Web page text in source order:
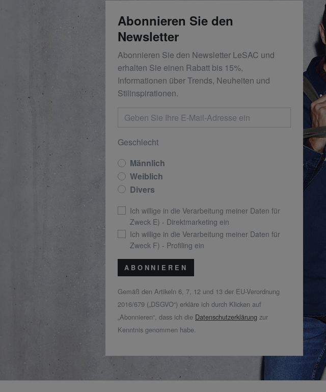
Abonnieren Sie den
Newsletter
Abonnieren Sie den Newsletter LeSAC und
erhalten Sie einen Rabatt bis 15%,
Informationen über Trends, Neuheiten und
Stilinspirationen.
Geschlecht
Männlich
Weiblich
Divers
Ich willige in die Verarbeitung meiner Daten für
Zweck E) - Direktmarketing ein
Ich willige in die Verarbeitung meiner Daten für
Zweck F) - Profiling ein
ABONNIEREN
Gemäß den Artikeln 6, 7, 12 und 13 der EU-Verordnung
2016/679 („DSGVO“) erkläre ich durch Klicken auf
„Abonnieren“, dass ich die Datenschutzerklärung zur
Kenntnis genommen habe.